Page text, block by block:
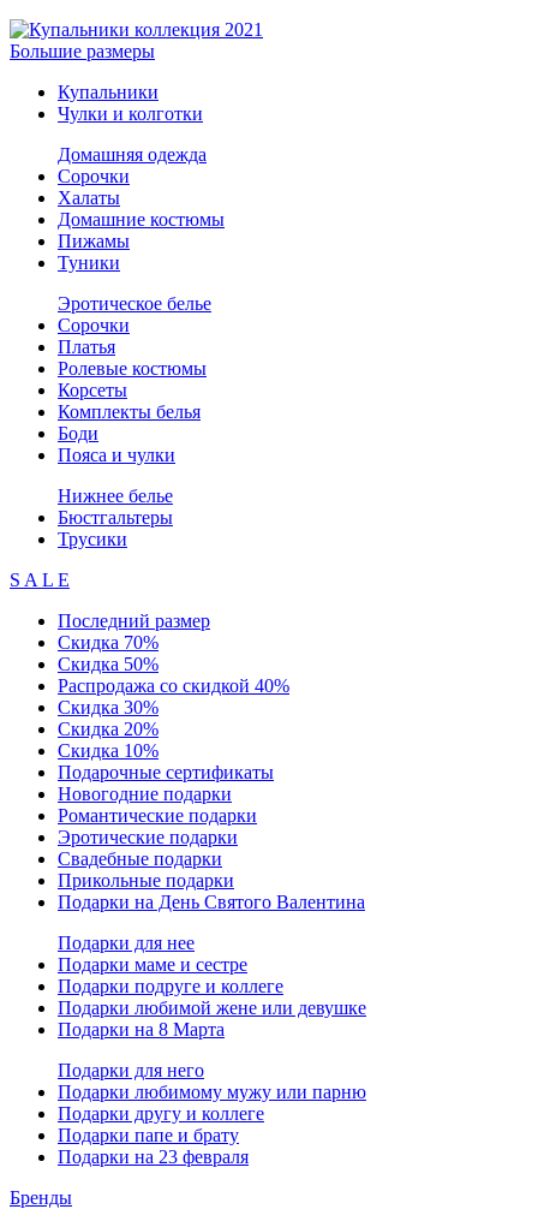
Большие размеры
Купальники
Чулки и колготки
Домашняя одежда
Сорочки
Халаты
Домашние костюмы
Пижамы
Туники
Эротическое белье
Сорочки
Платья
Ролевые костюмы
Корсеты
Комплекты белья
Боди
Пояса и чулки
Нижнее белье
Бюстгальтеры
Трусики
S A L E
Последний размер
Скидка 70%
Скидка 50%
Распродажа со скидкой 40%
Скидка 30%
Скидка 20%
Скидка 10%
Подарочные сертификаты
Новогодние подарки
Романтические подарки
Эротические подарки
Свадебные подарки
Прикольные подарки
Подарки на День Святого Валентина
Подарки для нее
Подарки маме и сестре
Подарки подруге и коллеге
Подарки любимой жене или девушке
Подарки на 8 Марта
Подарки для него
Подарки любимому мужу или парню
Подарки другу и коллеге
Подарки папе и брату
Подарки на 23 февраля
Бренды